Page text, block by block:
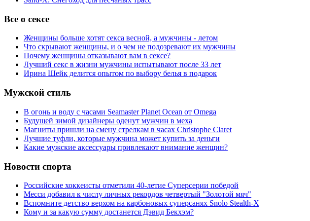
Все о сексе
Женщины больше хотят секса весной, а мужчины - летом
Что скрывают женщины, и о чем не подозревают их мужчины
Почему женщины отказывают вам в сексе?
Лучший секс в жизни мужчины испытывают после 33 лет
Ирина Шейк делится опытом по выбору белья в подарок
Мужской стиль
В огонь и воду с часами Seamaster Planet Ocean от Omega
Будущей зимой дизайнеры оденут мужчин в меха
Магниты пришли на смену стрелкам в часах Christophe Claret
Лучшие туфли, которые мужчина может купить за деньги
Какие мужские аксессуары привлекают внимание женщин?
Новости спорта
Российские хоккеисты отметили 40-летие Суперсерии победой
Месси добавил к числу личных рекордов четвертый "Золотой мяч"
Вспомните детство верхом на карбоновых суперсанях Snolo Stealth-X
Кому и за какую сумму достанется Дэвид Бекхэм?